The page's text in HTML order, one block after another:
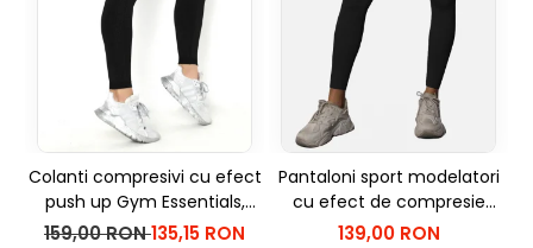
Colanti compresivi cu efect
push up Gym Essentials,
Negru
159,00 RON135,15 RON
Pantaloni sport modelatori
cu efect de compresie
Onyx, Negru
139,00 RON